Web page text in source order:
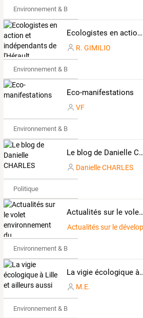
Environnement & Bio
Ecologistes en action et indépendants de l'Hérault
R. GIMILIO
Environnement & Bio
Eco-manifestations
VF
Environnement & Bio
Le blog de Danielle CHARLES
Danielle CHARLES
Politique
Actualités sur le volet environnement du développement durable
Actualités sur le
Environnement & Bio
La vigie écologique à
M.E.
Environnement & Bio